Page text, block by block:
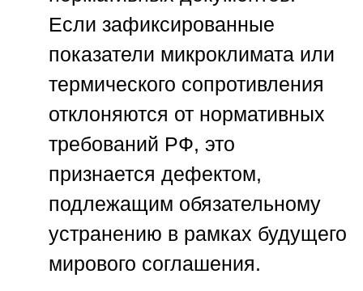
Если зафиксированные
показатели микроклимата или
термического сопротивления
отклоняются от нормативных
требований РФ, это
признается дефектом,
подлежащим обязательному
устранению в рамках будущего
мирового соглашения.